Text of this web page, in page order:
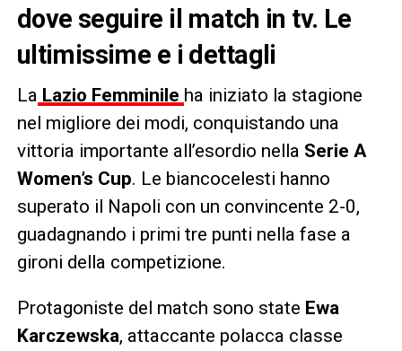
dove seguire il match in tv. Le
ultimissime e i dettagli
La Lazio Femminile ha iniziato la stagione
nel migliore dei modi, conquistando una
vittoria importante all’esordio nella Serie A
Women’s Cup. Le biancocelesti hanno
superato il Napoli con un convincente 2-0,
guadagnando i primi tre punti nella fase a
gironi della competizione.
Protagoniste del match sono state Ewa
Karczewska, attaccante polacca classe